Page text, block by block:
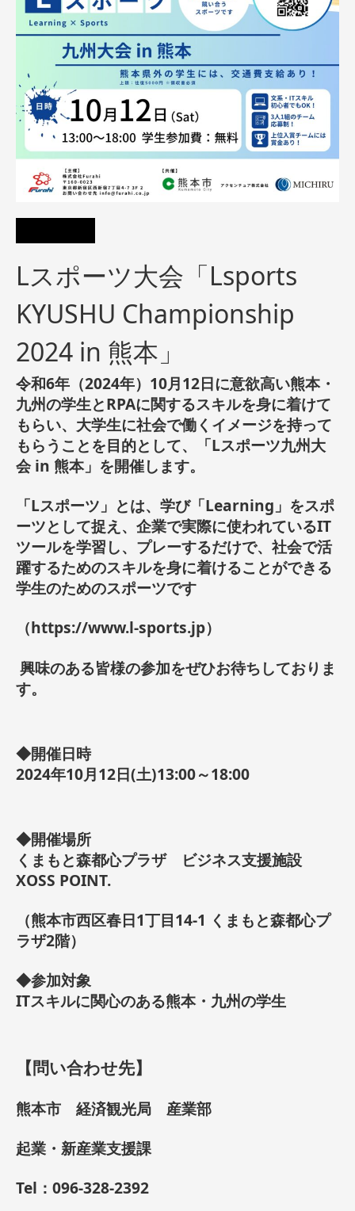
Lスポーツ大会「Lsports
KYUSHU Championship
2024 ​in 熊本」
令和6年（2024年） 10月12日に意欲高い熊本・
九州の学生とRPAに関するスキルを身に着けて
もらい、大学生に社会で働くイメージを持って
もらうことを目的として、「Lスポーツ九州大
会 in 熊本」を開催します。
「Lスポーツ」とは、学び「Learning」をスポ
ーツとして捉え、企業で実際に使われているIT
ツールを学習し、プレーするだけで、社会で活
躍するためのスキルを身に着けることができる
学生のためのスポーツです
（https://www.l-sports.jp）
興味のある皆様の参加をぜひお待ちしておりま
す。
◆開催日時
2024年10月12日(土)13:00～18:00
◆開催場所
くまもと森都心プラザ ビジネス支援施設
XOSS POINT.
（熊本市西区春日1丁目14-1 くまもと森都心プ
ラザ2階）
◆参加対象
ITスキルに関心のある熊本・九州の学生
【問い合わせ先】
熊本市 経済観光局 産業部
起業・新産業支援課
Tel：096-328-2392